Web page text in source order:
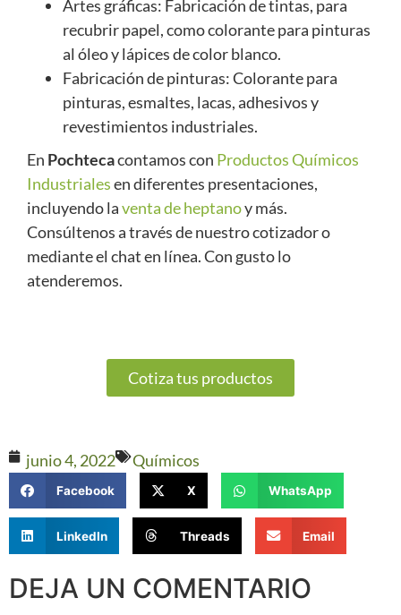
Artes gráficas: Fabricación de tintas, para
recubrir papel, como colorante para pinturas
al óleo y lápices de color blanco.
Fabricación de pinturas: Colorante para
pinturas, esmaltes, lacas, adhesivos y
revestimientos industriales.
En Pochtecacontamos con Productos Químicos
Industrialesen diferentes presentaciones,
incluyendo laventa de heptanoy más.
Consúltenos a través de nuestro cotizador o
mediante el chat en línea. Con gusto lo
atenderemos.
Cotiza tus productos
junio 4, 2022 Químicos
Facebook X WhatsApp
LinkedIn Threads Email
DEJA UN COMENTARIO